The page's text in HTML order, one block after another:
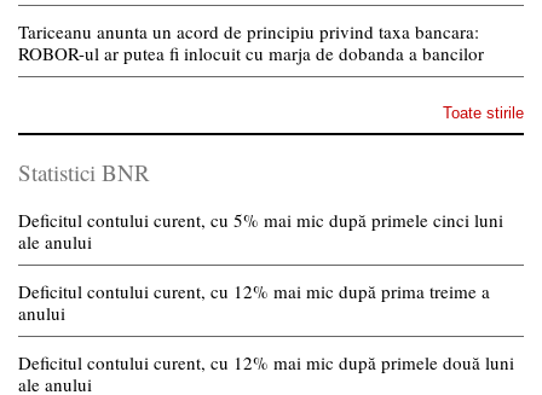
Tariceanu anunta un acord de principiu privind taxa bancara:
ROBOR-ul ar putea fi inlocuit cu marja de dobanda a bancilor
Toate stirile
Statistici BNR
Deficitul contului curent, cu 5% mai mic după primele cinci luni
ale anului
Deficitul contului curent, cu 12% mai mic după prima treime a
anului
Deficitul contului curent, cu 12% mai mic după primele două luni
ale anului